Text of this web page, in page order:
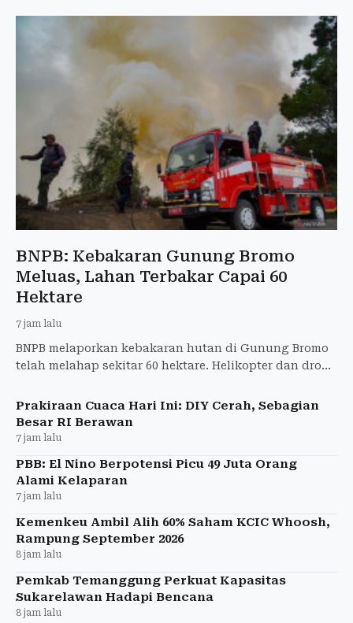
BNPB: Kebakaran Gunung Bromo
Meluas, Lahan Terbakar Capai 60
Hektare
7 jam lalu
BNPB melaporkan kebakaran hutan di Gunung Bromo
telah melahap sekitar 60 hektare. Helikopter dan drone
Prakiraan Cuaca Hari Ini: DIY Cerah, Sebagian
Besar RI Berawan
7 jam lalu
PBB: El Nino Berpotensi Picu 49 Juta Orang
Alami Kelaparan
7 jam lalu
Kemenkeu Ambil Alih 60% Saham KCIC Whoosh,
Rampung September 2026
8 jam lalu
Pemkab Temanggung Perkuat Kapasitas
Sukarelawan Hadapi Bencana
8 jam lalu